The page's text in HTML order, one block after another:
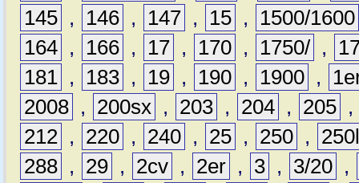
145 , 146 , 147 , 15 ,
1500/1600
164 , 166 , 17 , 170 , 1750/ ,
181 , 183 , 19 , 190 , 1900 ,
2008 , 200sx , 203 , 204 , 205 ,
212 , 220 , 240 , 25 , 250 ,
288 , 29 , 2cv , 2er , 3 , 3/20 ,